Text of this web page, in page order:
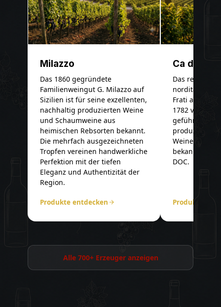
Milazzo
Das 1860 gegründete
Familienweingut G. Milazzo auf
Sizilien ist für seine exzellenten,
nachhaltig produzierten Weine
und Schaumweine aus
heimischen Rebsorten bekannt.
Die mehrfach ausgezeichneten
Tropfen vereinen handwerkliche
Perfektion mit der tiefen
Eleganz und Authentizität der
Region.
Produkte entdecken
Ca dei
Das
Frati am
1782 von der
geführt. Auf
produziert es
Weine, allen
bekannten
DOC.
Produkte
Alle 700+ Erzeuger anzeigen